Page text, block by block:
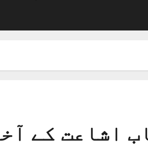
اشاعت کے